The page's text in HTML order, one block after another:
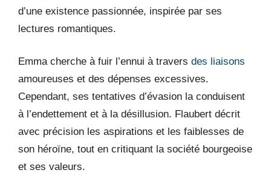
d’une existence passionnée, inspirée par ses
lectures romantiques.
Emma cherche à fuir l’ennui à travers des liaisons
amoureuses et des dépenses excessives.
Cependant, ses tentatives d’évasion la conduisent
à l’endettement et à la désillusion. Flaubert décrit
avec précision les aspirations et les faiblesses de
son héroïne, tout en critiquant la société bourgeoise
et ses valeurs.